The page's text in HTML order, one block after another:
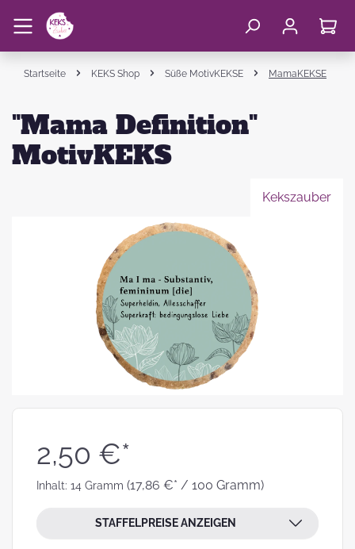
Startseite KEKS Shop Süße MotivKEKSE MamaKEKSE
"Mama Definition"
MotivKEKS
Kekszauber
2,50 €*
Inhalt: 14 Gramm (17,86 €* / 100 Gramm)
STAFFELPREISE ANZEIGEN